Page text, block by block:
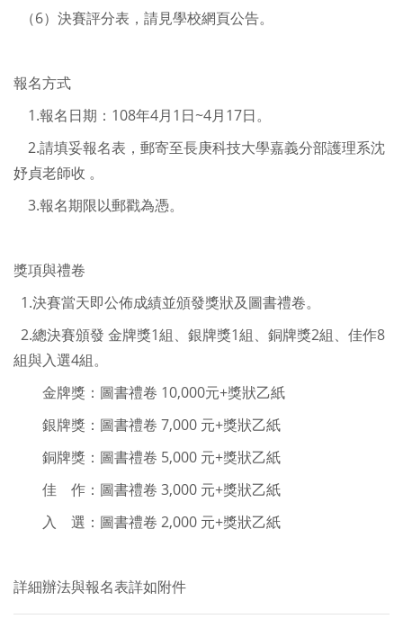
（6）決賽評分表，請見學校網頁公告。
報名方式
1.報名日期：108年4月1日~4月17日。
2.請填妥報名表，郵寄至長庚科技大學嘉義分部護理系沈
妤貞老師收 。
3.報名期限以郵戳為憑。
獎項與禮卷
1.決賽當天即公佈成績並頒發獎狀及圖書禮卷。
2.總決賽頒發 金牌獎1組、銀牌獎1組、銅牌獎2組、佳作8
組與入選4組。
金牌獎：圖書禮卷 10,000元+獎狀乙紙
銀牌獎：圖書禮卷 7,000 元+獎狀乙紙
銅牌獎：圖書禮卷 5,000 元+獎狀乙紙
佳 作：圖書禮卷 3,000 元+獎狀乙紙
入 選：圖書禮卷 2,000 元+獎狀乙紙
詳細辦法與報名表詳如附件